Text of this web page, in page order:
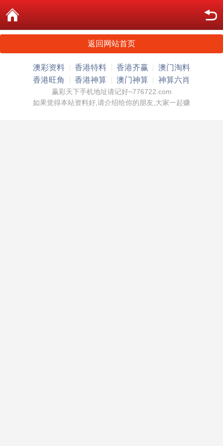
返回网站首页
澳彩资料 香港特料 香港齐赢
澳门淘料
香港旺角
香港神算 澳门神算 神算六肖
赢彩天下手机地址请记好~776722.com
如果觉得本站资料好,请介绍给你的朋友,大家一起赚